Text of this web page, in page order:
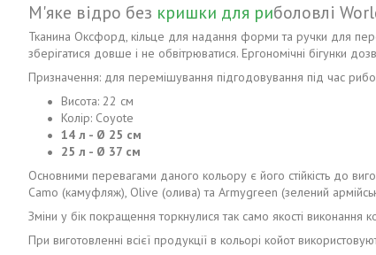
М'яке відро без кришки для риболовлі
Тканина Оксфорд, кільце для надання форми та ручки для
зберігатися довше і не обвітрюватися. Ергономічні бігунки
Призначення: для перемішування підгодовування під час
Висота: 22 см
Колір: Coyote
14 л - Ø 25 см
25 л - Ø 37 см
Основними перевагами даного кольору є його стійкість до
Camo (камуфляж), Olive (олива) та Armygreen (зелений
Зміни у бік покращення торкнулися так само якості виконання
При виготовленні всієї продукції в кольорі койот